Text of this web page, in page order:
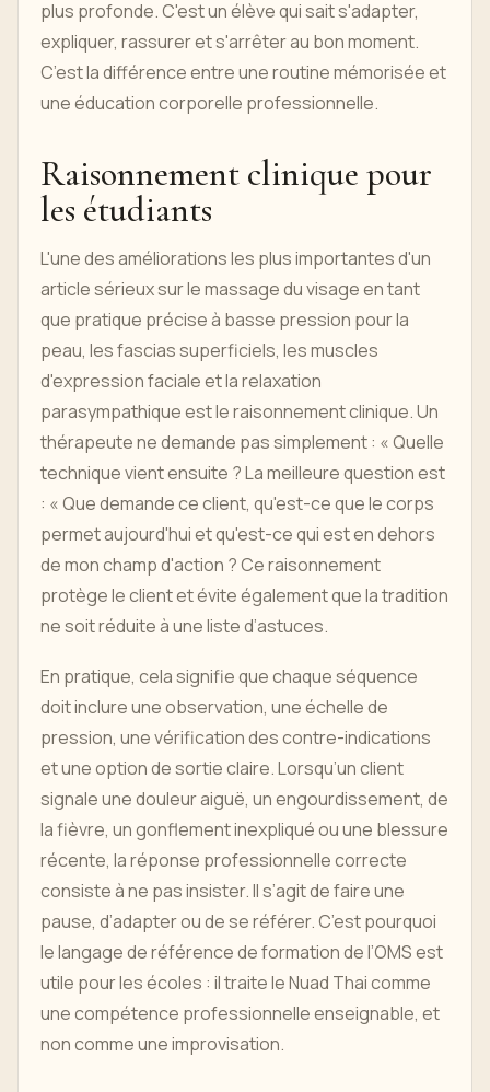
plus profonde. C'est un élève qui sait s'adapter,
expliquer, rassurer et s'arrêter au bon moment.
C’est la différence entre une routine mémorisée et
une éducation corporelle professionnelle.
Raisonnement clinique pour
les étudiants
L'une des améliorations les plus importantes d'un
article sérieux sur le massage du visage en tant
que pratique précise à basse pression pour la
peau, les fascias superficiels, les muscles
d'expression faciale et la relaxation
parasympathique est le raisonnement clinique. Un
thérapeute ne demande pas simplement : « Quelle
technique vient ensuite ? La meilleure question est
: « Que demande ce client, qu'est-ce que le corps
permet aujourd'hui et qu'est-ce qui est en dehors
de mon champ d'action ? Ce raisonnement
protège le client et évite également que la tradition
ne soit réduite à une liste d’astuces.
En pratique, cela signifie que chaque séquence
doit inclure une observation, une échelle de
pression, une vérification des contre-indications
et une option de sortie claire. Lorsqu’un client
signale une douleur aiguë, un engourdissement, de
la fièvre, un gonflement inexpliqué ou une blessure
récente, la réponse professionnelle correcte
consiste à ne pas insister. Il s’agit de faire une
pause, d’adapter ou de se référer. C’est pourquoi
le langage de référence de formation de l’OMS est
utile pour les écoles : il traite le Nuad Thai comme
une compétence professionnelle enseignable, et
non comme une improvisation.